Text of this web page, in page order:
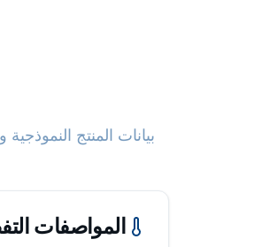
بيانات المنتج
المواصفات